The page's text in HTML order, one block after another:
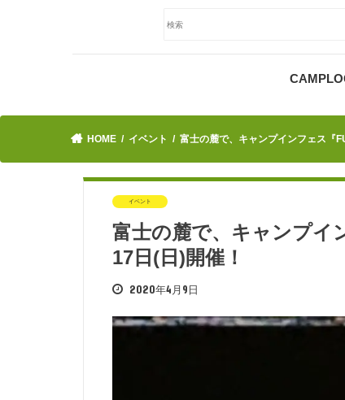
HOME イベント 富士の麓で、キャンプインフェス『
イベント
富士の麓で、キャンプイ
17日(日)開催！
2020年4月9日